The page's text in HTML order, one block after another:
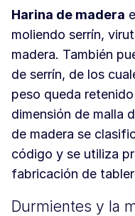
Harina de madera
moliendo serrín,
madera. También
de serrín, de los
peso queda
dimensión de malla
de madera se
código y se utiliza
fabricación de
Durmientes y la